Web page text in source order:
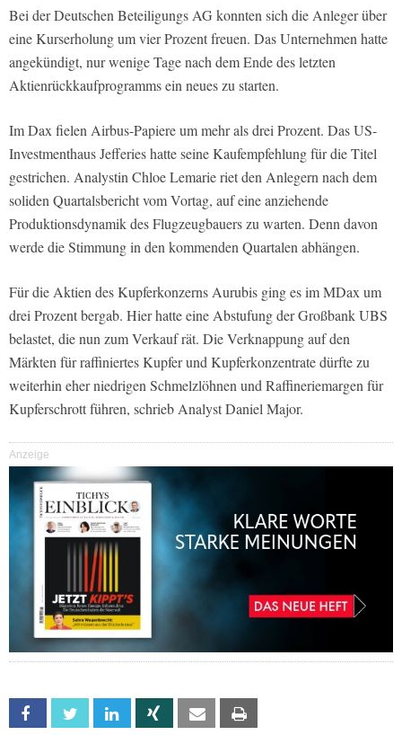
Bei der Deutschen Beteiligungs AG konnten sich die Anleger über
eine Kurserholung um vier Prozent freuen. Das Unternehmen hatte
angekündigt, nur wenige Tage nach dem Ende des letzten
Aktienrückkaufprogramms ein neues zu starten.
Im Dax fielen Airbus-Papiere um mehr als drei Prozent. Das US-
Investmenthaus Jefferies hatte seine Kaufempfehlung für die Titel
gestrichen. Analystin Chloe Lemarie riet den Anlegern nach dem
soliden Quartalsbericht vom Vortag, auf eine anziehende
Produktionsdynamik des Flugzeugbauers zu warten. Denn davon
werde die Stimmung in den kommenden Quartalen abhängen.
Für die Aktien des Kupferkonzerns Aurubis ging es im MDax um
drei Prozent bergab. Hier hatte eine Abstufung der Großbank UBS
belastet, die nun zum Verkauf rät. Die Verknappung auf den
Märkten für raffiniertes Kupfer und Kupferkonzentrate dürfte zu
weiterhin eher niedrigen Schmelzlöhnen und Raffineriemargen für
Kupferschrott führen, schrieb Analyst Daniel Major.
Anzeige
Facebook Twitter Linkedin Xing Email